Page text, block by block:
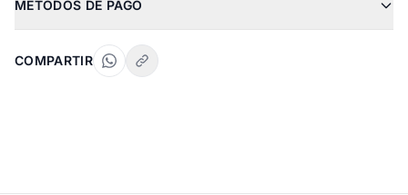
MÉTODOS DE PAGO
COMPARTIR